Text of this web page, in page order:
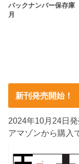
バックナンバー保存
月
新刊発売開始！
2024年10月24日発
アマゾンから購入